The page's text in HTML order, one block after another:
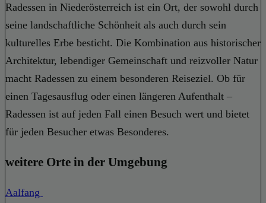
Radessen in Niederösterreich ist ein Ort, der sowohl durch
seine landschaftliche Schönheit als auch durch sein
kulturelles Erbe besticht. Die Kombination aus historischer
Architektur, lebendiger Gemeinschaft und reizvoller Natur
macht Radessen zu einem besonderen Reiseziel. Ob für
einen Tagesausflug oder einen längeren Aufenthalt –
Radessen ist auf jeden Fall einen Besuch wert und bietet
für jeden Besucher etwas Besonderes.
weitere Orte in der Umgebung
Aalfang